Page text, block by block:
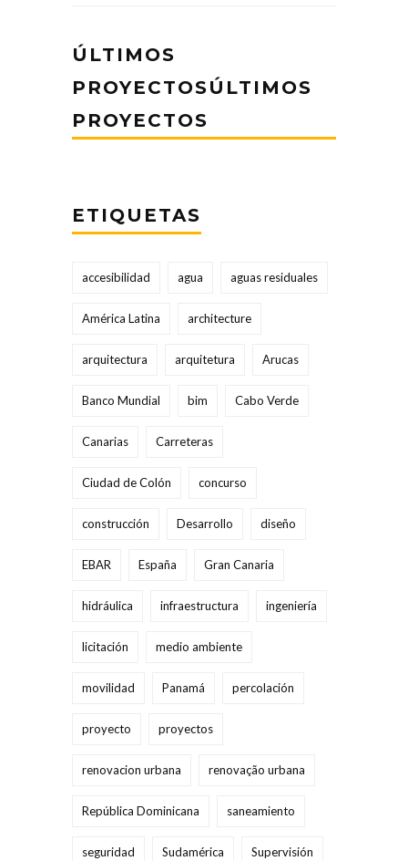
ÚLTIMOS
PROYECTOSÚLTIMOS
PROYECTOS
ETIQUETAS
accesibilidad agua aguas residuales
América Latina architecture
arquitectura arquitetura Arucas
Banco Mundial bim Cabo Verde
Canarias Carreteras
Ciudad de Colón concurso
construcción Desarrollo diseño
EBAR España Gran Canaria
hidráulica infraestructura ingeniería
licitación medio ambiente
movilidad Panamá percolación
proyecto proyectos
renovacion urbana renovação urbana
República Dominicana saneamiento
seguridad Sudamérica Supervisión